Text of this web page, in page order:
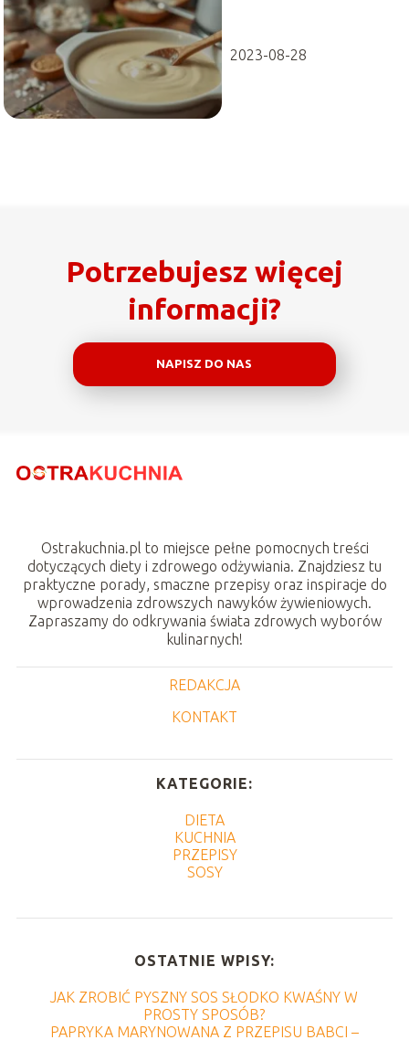
2023-08-28
Potrzebujesz więcej
informacji?
NAPISZ DO NAS
Ostrakuchnia.pl to miejsce pełne pomocnych treści
dotyczących diety i zdrowego odżywiania. Znajdziesz tu
praktyczne porady, smaczne przepisy oraz inspiracje do
wprowadzenia zdrowszych nawyków żywieniowych.
Zapraszamy do odkrywania świata zdrowych wyborów
kulinarnych!
REDAKCJA
KONTAKT
KATEGORIE:
DIETA
KUCHNIA
PRZEPISY
SOSY
OSTATNIE WPISY:
JAK ZROBIĆ PYSZNY SOS SŁODKO KWAŚNY W
PROSTY SPOSÓB?
PAPRYKA MARYNOWANA Z PRZEPISU BABCI –